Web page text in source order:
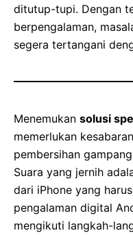
ditutup-tupi. Dengan
berpengalaman,
segera tertangani
Menemukan solusi
memerlukan
pembersihan
Suara yang jernih
dari iPhone yang
pengalaman digital
mengikuti langkah-